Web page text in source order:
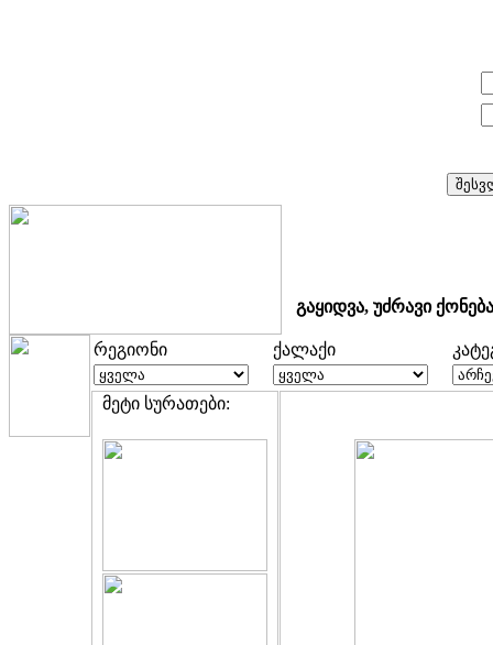
გაყიდვა, უძრავი
რეგიონი ქალაქი
მეტი სურათები: